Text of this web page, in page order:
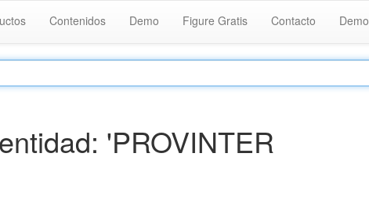
Contenidos Demo Figure Gratis Contacto Demo
'PROVINTER